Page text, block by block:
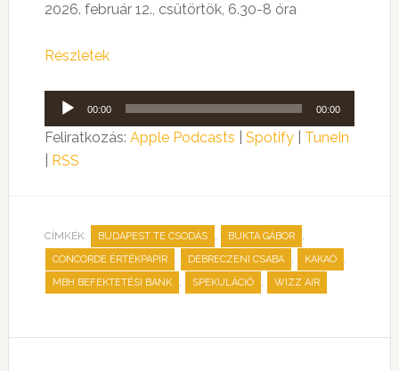
2026. február 12., csütörtök, 6.30-8 óra
Részletek
Audió
lejátszó
00:00 00:00
Feliratkozás: Apple Podcasts Spotify| TuneIn
RSS
CÍMKÉK: BUDAPEST TE CSODÁS , BUKTA GÁBOR ,
CONCORDE ÉRTÉKPAPÍR , DEBRECZENI CSABA , KAKAÓ ,
MBH BEFEKTETÉSI BANK , SPEKULÁCIÓ , WIZZ AIR